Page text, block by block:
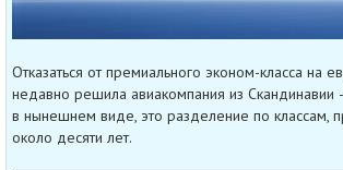
Отказаться от премиального эконом-класса на
недавно решила авиакомпания из Скандинавии
в нынешнем виде, это разделение по классам,
около десяти лет.